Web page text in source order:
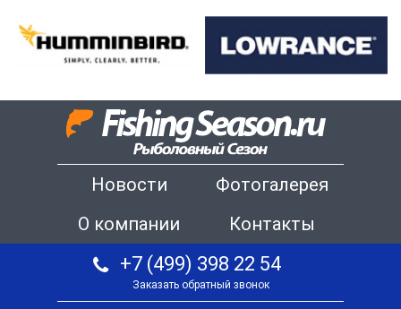
Новости
Фотогалерея
О компании
Контакты
+7 (499) 398 22 54
Заказать обратный звонок